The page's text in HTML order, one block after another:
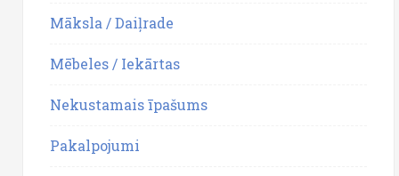
Māksla / Daiļrade
Mēbeles / Iekārtas
Nekustamais īpašums
Pakalpojumi